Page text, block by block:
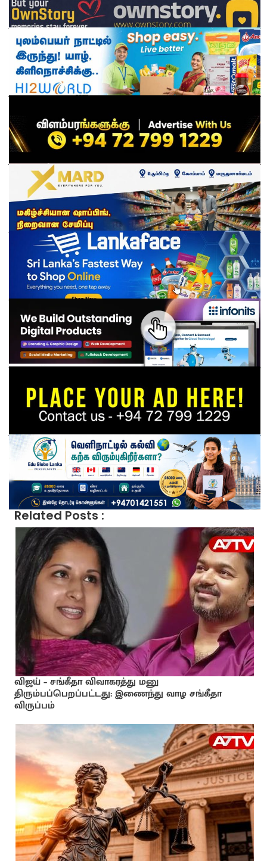
Related Posts :
விஜய் – சங்கீதா விவாகரத்து மனு
திரும்பப்பெறப்பட்டது: இணைந்து வாழ சங்கீதா
விருப்பம்